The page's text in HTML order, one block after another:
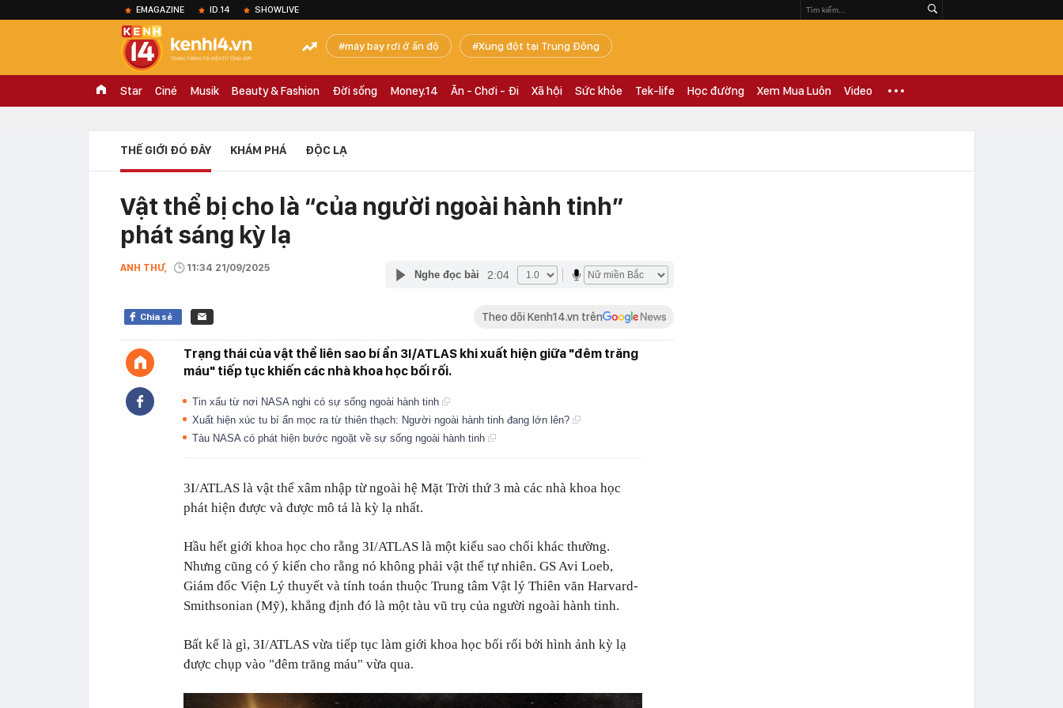
EMAGAZINE ID.14 SHOWLIVE
máy bay rơi ở ấn độ Xung đột tại Trung Đông
Star Ciné Musik Beauty & Fashion Đời sống Money.14 Ăn - Chơi - Đi Xã hội Sức khỏe Tek-life Học đường Xem Mua Luôn Video
THẾ GIỚI ĐÓ ĐÂY KHÁM PHÁ ĐỘC LẠ
Vật thể bị cho là “của người ngoài hành tinh”
phát sáng kỳ lạ
ANH THƯ, 11:34 21/09/2025
Nghe đọc bài 2:04
Chia sẻ Theo dõi Kenh14.vn trên
Trạng thái của vật thể liên sao bí ẩn 3I/ATLAS khi xuất hiện giữa "đêm trăng
máu" tiếp tục khiến các nhà khoa học bối rối.
Tin xấu từ nơi NASA nghi có sự sống ngoài hành tinh
Xuất hiện xúc tu bí ẩn mọc ra từ thiên thạch: Người ngoài hành tinh đang lớn lên?
Tàu NASA có phát hiện bước ngoặt về sự sống ngoài hành tinh
3I/ATLAS là vật thể xâm nhập từ ngoài hệ Mặt Trời thứ 3 mà các nhà khoa học
phát hiện được và được mô tả là kỳ lạ nhất.
Hầu hết giới khoa học cho rằng 3I/ATLAS là một kiểu sao chổi khác thường.
Nhưng cũng có ý kiến cho rằng nó không phải vật thể tự nhiên. GS Avi Loeb,
Giám đốc Viện Lý thuyết và tính toán thuộc Trung tâm Vật lý Thiên văn Harvard-
Smithsonian (Mỹ), khẳng định đó là một tàu vũ trụ của người ngoài hành tinh.
Bất kể là gì, 3I/ATLAS vừa tiếp tục làm giới khoa học bối rối bởi hình ảnh kỳ lạ
được chụp vào "đêm trăng máu" vừa qua.